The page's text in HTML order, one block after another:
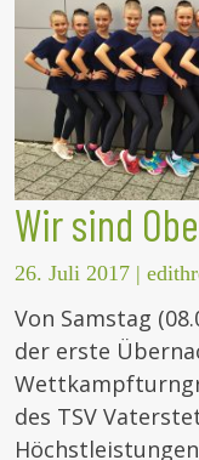
Wir sind
26. Juli 2017 |
Von Samstag
der erste
des TSV